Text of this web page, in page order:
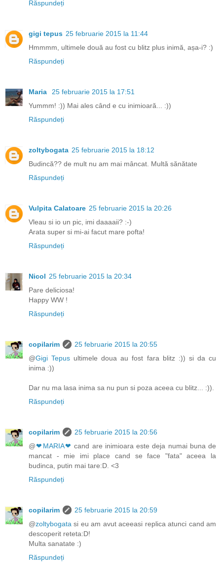
Răspundeți
gigi tepus 25 februarie 2015 la 11:44
Hmmmm, ultimele două au fost cu blitz plus inimă, așa-i? :)
Răspundeți
Maria
25 februarie 2015 la 17:51
Yummm! :)) Mai ales când e cu inimioară... :))
Răspundeți
zoltybogata 25 februarie 2015 la 18:12
Budincă?? de mult nu am mai mâncat. Multă sănătate
Răspundeți
Vulpita Calatoare 25 februarie 2015 la 20:26
Vleau si io un pic, imi daaaaii? :-)
Arata super si mi-ai facut mare pofta!
Răspundeți
Nicol 25 februarie 2015 la 20:34
Pare deliciosa!
Happy WW !
Răspundeți
copilarim
25 februarie 2015 la 20:55
@Gigi Tepus ultimele doua au fost fara blitz :)) si da cu
inima :))
Dar nu ma lasa inima sa nu pun si poza aceea cu blitz... :)).
Răspundeți
copilarim
25 februarie 2015 la 20:56
@❤MARIA❤ cand are inimioara este deja numai buna de
mancat - mie imi place cand se face "fata" aceea la
budinca, putin mai tare:D. <3
Răspundeți
copilarim
25 februarie 2015 la 20:59
@zoltybogata si eu am avut aceeasi replica atunci cand am
descoperit reteta:D!
Multa sanatate :)
Răspundeți